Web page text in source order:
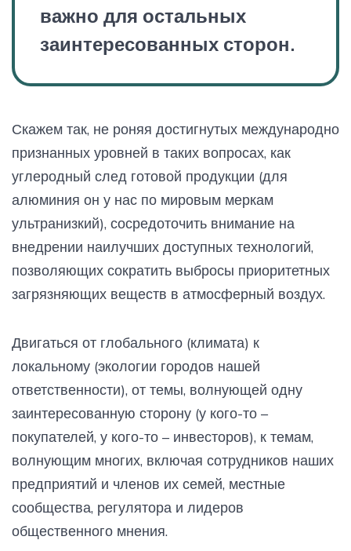
важно для остальных
заинтересованных сторон.
Скажем так, не роняя достигнутых международно
признанных уровней в таких вопросах, как
углеродный след готовой продукции (для
алюминия он у нас по мировым меркам
ультранизкий), сосредоточить внимание на
внедрении наилучших доступных технологий,
позволяющих сократить выбросы приоритетных
загрязняющих веществ в атмосферный воздух.
Двигаться от глобального (климата) к
локальному (экологии городов нашей
ответственности), от темы, волнующей одну
заинтересованную сторону (у кого-то –
покупателей, у кого-то – инвесторов), к темам,
волнующим многих, включая сотрудников наших
предприятий и членов их семей, местные
сообщества, регулятора и лидеров
общественного мнения.